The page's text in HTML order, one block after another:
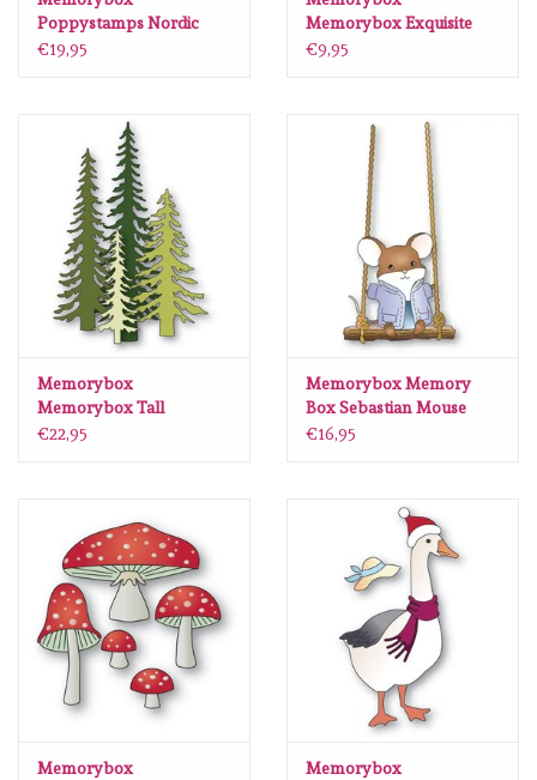
Poppystamps Nordic
Bundled Fox craft die
€19,95
Memorybox Exquisite
Butterflies craft die 94771
€9,95
Memorybox
Memorybox Tall
Evergreen Trees craft die
€22,95
Memorybox Memory
Box Sebastian Mouse
Craft Die 94954
€16,95
Memorybox
Memorybox